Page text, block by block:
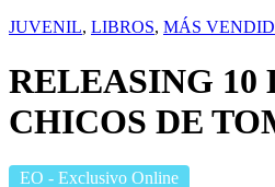
JUVENIL, LIBROS, MÁS
RELEASING 10
CHICOS DE
EO - Exclusivo Online